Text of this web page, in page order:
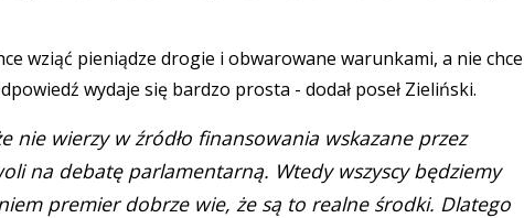
wziąć pieniądze drogie i obwarowane warunkami, a nie chce
wydaje się bardzo prosta - dodał poseł Zieliński.
nie wierzy w źródło finansowania wskazane przez
na debatę parlamentarną. Wtedy wszyscy będziemy
premier dobrze wie, że są to realne środki. Dlatego